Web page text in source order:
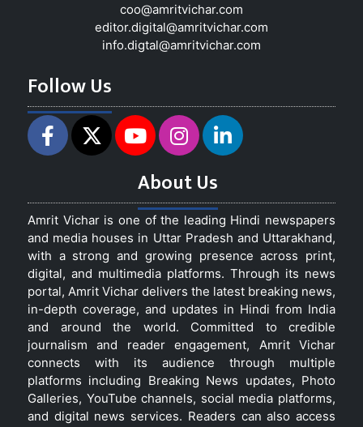
coo@amritvichar.com
editor.digital@amritvichar.com
info.digtal@amritvichar.com
Follow Us
About Us
Amrit Vichar is one of the leading Hindi newspapers
and media houses in Uttar Pradesh and Uttarakhand,
with a strong and growing presence across print,
digital, and multimedia platforms. Through its news
portal, Amrit Vichar delivers the latest breaking news,
in-depth coverage, and updates in Hindi from India
and around the world. Committed to credible
journalism and reader engagement, Amrit Vichar
connects with its audience through multiple
platforms including Breaking News updates, Photo
Galleries, YouTube channels, social media platforms,
and digital news services. Readers can also access